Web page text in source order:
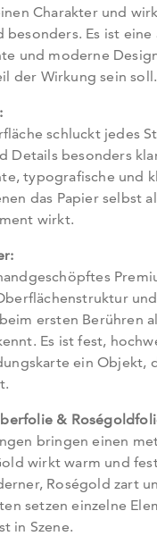
Charakter und
Es ist eine
und moderne
der Wirkung sein soll.
schluckt jedes
Details besonders
typografische und
das Papier selbst
wirkt.
ersten Berühren
Es ist fest,
ein Objekt,
&
bringen einen
wirkt warm und
Roségold zart
setzen einzelne
in Szene.